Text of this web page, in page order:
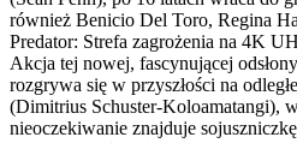
również Benicio Del Toro, Regina
Predator: Strefa zagrożenia na 4K
Akcja tej nowej, fascynującej
rozgrywa się w przyszłości na
(Dimitrius Schuster-Koloamatangi),
nieoczekiwanie znajduje